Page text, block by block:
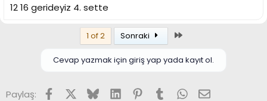
12 16 gerideyiz 4. sette
1 of 2 Sonraki
Cevap yazmak için giriş yap yada kayıt ol.
Paylaş: FacebookX (Twitter)
BlueskyLinkedInPinterest
TumblrWhatsApp
E-posta